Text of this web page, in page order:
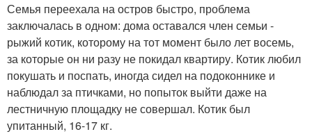
Семья переехала на остров быстро, проблема
заключалась в одном: дома оставался член семьи -
рыжий котик, которому на тот момент было лет восемь,
за которые он ни разу не покидал квартиру. Котик любил
покушать и поспать, иногда сидел на подоконнике и
наблюдал за птичками, но попыток выйти даже на
лестничную площадку не совершал. Котик был
упитанный, 16-17 кг.